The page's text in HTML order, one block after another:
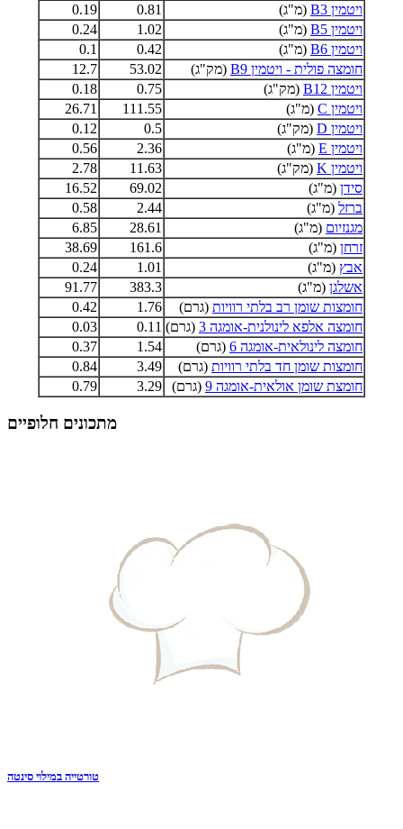
ויטמין B3
(מ"ג) 0.81
0.19
ויטמין B5
(מ"ג) 1.02
0.24
ויטמין B6
(מ"ג) 0.42
0.1
חומצה פולית - ויטמין B9
(מק"ג) 53.02
12.7
ויטמין B12
(מק"ג) 0.75
0.18
ויטמין C
(מ"ג) 111.55
26.71
ויטמין D
(מק"ג) 0.5
0.12
ויטמין E
(מ"ג) 2.36
0.56
ויטמין K
(מק"ג) 11.63
2.78
סידן (מ"ג) 69.02
16.52
ברזל (מ"ג) 2.44
0.58
מגנזיום (מ"ג) 28.61
6.85
זרחן (מ"ג) 161.6
38.69
אבץ (מ"ג) 1.01
0.24
אשלגן (מ"ג) 383.3
91.77
חומצות שומן רב בלתי רוויות (גרם) 1.76
0.42
חומצה אלפא לינולנית-אומגה 3
(גרם) 0.11
0.03
חומצה לינולאית-אומגה 6
(גרם) 1.54
0.37
חומצות שומן חד בלתי רוויות (גרם) 3.49
0.84
חומצת שומן אולאית-אומגה 9
(גרם) 3.29
0.79
מתכונים חלופיים
טורטייה במילוי סינטה